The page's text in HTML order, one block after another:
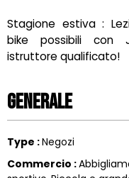
Stagione estiva :
bike possibili con
istruttore qualificato!
Generale
Type :Negozi
Commercio :